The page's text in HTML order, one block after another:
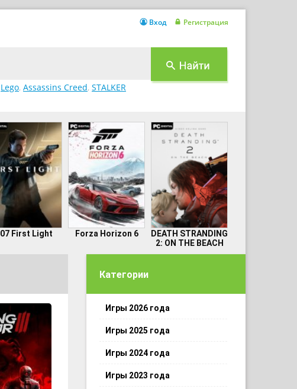
Lego, Assassins Creed, STALKER
Вход Регистрация
First Light Forza Horizon 6
DEATH STRANDING
2: ON THE BEACH
Категории
Игры 2026 года
Игры 2025 года
Игры 2024 года
Игры 2023 года